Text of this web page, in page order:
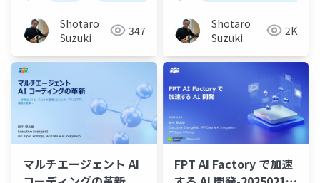
ン推進 -Shotaro
Suzuki
347
Factory - Claude
Code・Gemini CLIと
テキスト・画像・動
画・音声を統合する次
世代アプリ開発戦略
Shotaro
Suzuki
2K
マルチエージェント AI
FPT AI Factory で加速